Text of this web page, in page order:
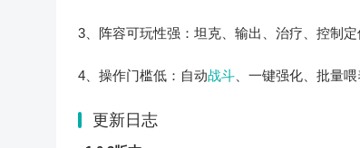
3、阵容可玩性强：坦克、输出、治疗、控制
4、操作门槛低：自动战斗 、一键强化、批量
更新日志